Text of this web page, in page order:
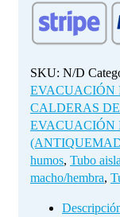
HEMBRA
80/100
SKU: N/D
EVACUACIÓN
CALDERAS
EVACUACIÓN
humos, Tubo
macho/hembra,